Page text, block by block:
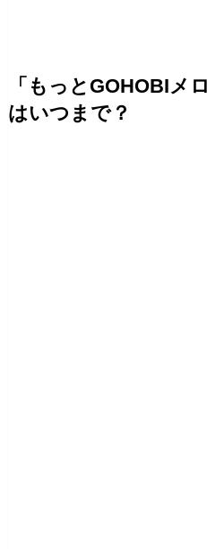
「もっとGOHOBIメ
はいつまで？